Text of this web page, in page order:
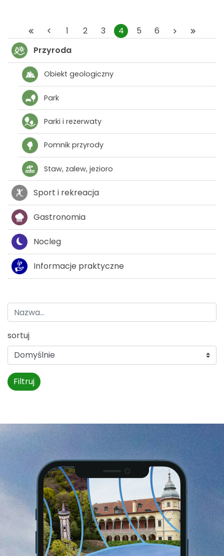
1 2 3 4 5
6
Przyroda
Obiekt geologiczny
Park
Parki i rezerwaty
Pomnik przyrody
Staw, zalew, jezioro
Sport i rekreacja
Gastronomia
Nocleg
Informacje praktyczne
sortuj
Filtruj